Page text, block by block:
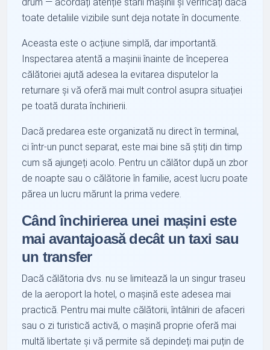
toate detaliile vizibile sunt deja notate în documente.
Aceasta este o acțiune simplă, dar importantă.
Inspectarea atentă a mașinii înainte de începerea
călătoriei ajută adesea la evitarea disputelor la
returnare și vă oferă mai mult control asupra situației
pe toată durata închirierii.
Dacă predarea este organizată nu direct în terminal,
ci într-un punct separat, este mai bine să știți din timp
cum să ajungeți acolo. Pentru un călător după un zbor
de noapte sau o călătorie în familie, acest lucru poate
părea un lucru mărunt la prima vedere.
Când închirierea unei mașini este
mai avantajoasă decât un taxi sau
un transfer
Dacă călătoria dvs. nu se limitează la un singur traseu
de la aeroport la hotel, o mașină este adesea mai
practică. Pentru mai multe călătorii, întâlniri de afaceri
sau o zi turistică activă, o mașină proprie oferă mai
multă libertate și vă permite să depindeți mai puțin de